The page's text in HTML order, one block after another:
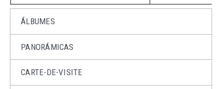
ÁLBUMES
PANORÁMICAS
CARTE-DE-VISITE